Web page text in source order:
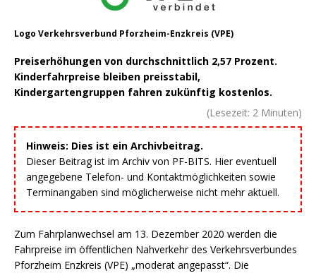
Logo Verkehrsverbund Pforzheim-Enzkreis (VPE)
Preiserhöhungen von durchschnittlich 2,57 Prozent.
Kinderfahrpreise bleiben preisstabil,
Kindergartengruppen fahren zukünftig kostenlos.
(Lesezeit: 2 Minuten)
Hinweis: Dies ist ein Archivbeitrag.
Dieser Beitrag ist im Archiv von PF-BITS. Hier eventuell
angegebene Telefon- und Kontaktmöglichkeiten sowie
Terminangaben sind möglicherweise nicht mehr aktuell.
Zum Fahrplanwechsel am 13. Dezember 2020 werden die
Fahrpreise im öffentlichen Nahverkehr des Verkehrsverbundes
Pforzheim Enzkreis (VPE) „moderat angepasst“. Die